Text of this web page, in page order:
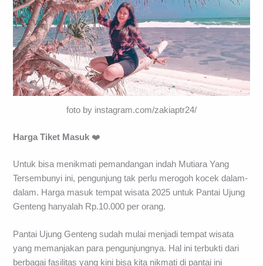
foto by instagram.com/zakiaptr24/
Harga Tiket Masuk ❤️
Untuk bisa menikmati pemandangan indah Mutiara Yang
Tersembunyi ini, pengunjung tak perlu merogoh kocek dalam-
dalam. Harga masuk tempat wisata 2025 untuk Pantai Ujung
Genteng hanyalah Rp.10.000 per orang.
Pantai Ujung Genteng sudah mulai menjadi tempat wisata
yang memanjakan para pengunjungnya. Hal ini terbukti dari
berbagai fasilitas yang kini bisa kita nikmati di pantai ini